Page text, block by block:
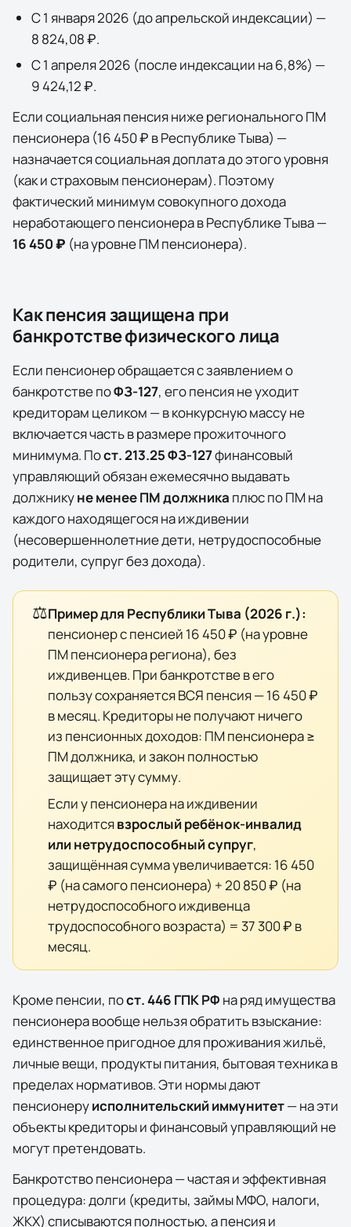
С 1 января2026 (до апрельской индексации) —
8 824,08 ₽.
С 1 апреля2026 (после индексации на6,8%) —
9 424,12 ₽.
Если социальная пенсия ниже регионального ПМ
пенсионера (16 450 ₽ вРеспублике Тыва) —
назначается социальная доплата до этого уровня
(как и страховым пенсионерам). Поэтому
фактический минимум совокупного дохода
неработающего пенсионера вРеспублике Тыва—
16 450 ₽ (на уровне ПМ пенсионера).
Как пенсия защищена при
банкротстве физического лица
Если пенсионер обращается с заявлением о
банкротстве поФЗ-127, его пенсия не уходит
кредиторам целиком — в конкурсную массу не
включается часть в размере прожиточного
минимума. Пост. 213.25 ФЗ-127финансовый
управляющий обязан ежемесячно выдавать
должникуне менее ПМ должника плюс по ПМ на
каждого находящегося на иждивении
(несовершеннолетние дети, нетрудоспособные
родители, супруг без дохода).
⚖️Пример для Республики Тыва (2026 г.):
пенсионер с пенсией 16 450 ₽ (на уровне
ПМ пенсионера региона), без
иждивенцев. При банкротстве в его
пользу сохраняется ВСЯ пенсия —16 450 ₽
в месяц. Кредиторы не получают ничего
из пенсионных доходов: ПМ пенсионера ≥
ПМ должника, и закон полностью
защищает эту сумму.
Если у пенсионера на иждивении
находитсявзрослый ребёнок-инвалид
или нетрудоспособный супруг,
защищённая сумма увеличивается: 16 450
₽ (на самого пенсионера) +20 850 ₽ (на
нетрудоспособного иждивенца
трудоспособного возраста) = 37 300 ₽ в
месяц.
Кроме пенсии, пост. 446 ГПК РФ на ряд имущества
пенсионера вообще нельзя обратить взыскание:
единственное пригодное для проживания жильё,
личные вещи, продукты питания, бытовая техника в
пределах нормативов. Эти нормы дают
пенсионеруисполнительский иммунитет— на эти
объекты кредиторы и финансовый управляющий не
могут претендовать.
Банкротство пенсионера — частая и эффективная
процедура: долги (кредиты, займы МФО, налоги,
ЖКХ) списываются полностью, а пенсия и